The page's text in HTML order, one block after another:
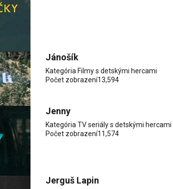
Jánošík
Kategória Filmy s detskými hercami
Počet zobrazení13,594
Jenny
Kategória TV seriály s detskými hercami
Počet zobrazení11,574
Jerguš Lapin